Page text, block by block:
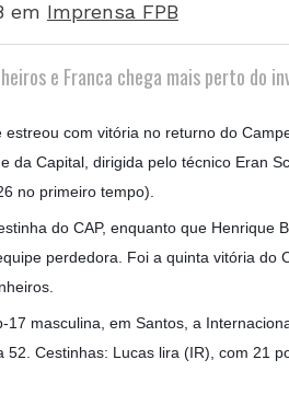
em Imprensa FPB
e Franca chega mais perto do
estreou com vitória no returno do
da Capital, dirigida pelo técnico Eran
no primeiro tempo).
do CAP, enquanto que Henrique
perdedora. Foi a quinta vitória do
masculina, em Santos, a
52. Cestinhas: Lucas lira (IR), com 21